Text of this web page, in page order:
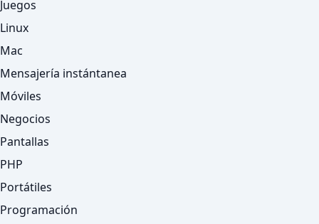
Juegos
Linux
Mac
Mensajería instántanea
Móviles
Negocios
Pantallas
PHP
Portátiles
Programación